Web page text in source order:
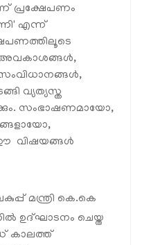
പ്രക്ഷേപണം
എന്ന്
അവകാശങ്ങള്‍,
വ്യത്യസ്ത
സംഭാഷണമായോ,
വിഷയങ്ങള്‍
മന്ത്രി കെ.കെ
ഉദ്ഘാടനം ചെയ്ത
കാലത്ത്